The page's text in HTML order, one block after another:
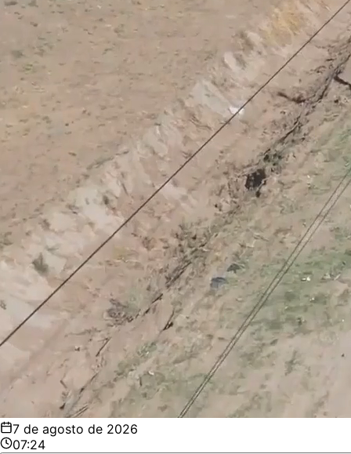
7 de agosto de 2026
07:24